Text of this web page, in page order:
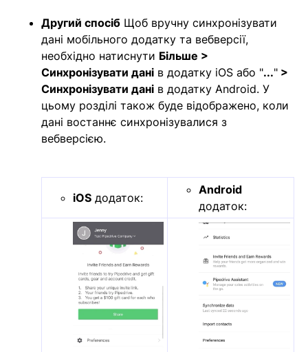
Другий спосіб Щоб вручну синхронізувати
дані мобільного додатку та вебверсії,
необхідно натиснути Більше >
Синхронізувати дані в додатку iOS або "..." >
Синхронізувати дані в додатку Android. У
цьому розділі також буде відображено, коли
дані востаннє синхронізувалися з
вебверсією.
iOS додаток:
Android
додаток: